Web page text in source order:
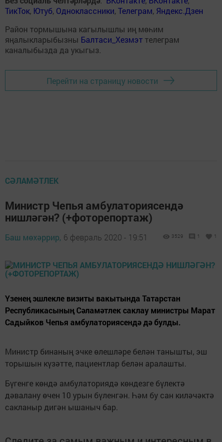
ТикТок, Ютуб, Одноклассники,Телеграм, Яндекс.Дзен
Район тормышына кагылышлы иң мөһим
яңалыкларыбызны Балтаси_Хезмэт телеграм
каналыбызда да укыгыз.
Перейти на страницу новости
СӘЛАМӘТЛЕК
Министр Чепья амбулаториясендә
нишләгән? (+фоторепортаж)
Баш мөхәррир, 6 февраль 2020 - 19:51 3529 1 1
Үзенең эшлекле визиты вакытында Татарстан
Республикасының Сәламәтлек саклау министры Марат
Садыйков Чепья амбулаториясендә дә булды.
Министр бинаның эчке өлешләре белән танышты, эш
торышын күзәтте, пациентлар белән аралашты.
Бүгенге көндә амбулаториядә көндезге бүлектә
дәвалану өчен 10 урын бүленгән. Һәм бу сан киләчәктә
сакланыр дигән ышаныч бар.